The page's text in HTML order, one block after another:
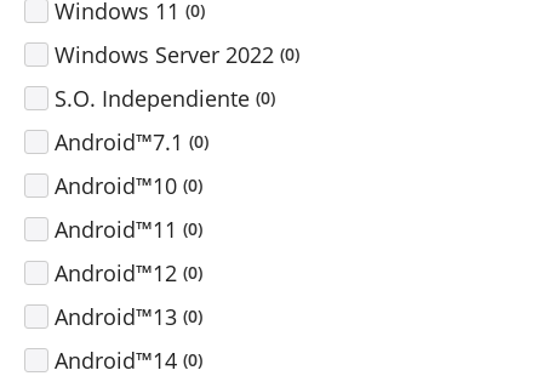
Windows 11 (0)
Windows Server 2022 (0)
S.O. Independiente (0)
Android™7.1 (0)
Android™10 (0)
Android™11 (0)
Android™12 (0)
Android™13 (0)
Android™14 (0)